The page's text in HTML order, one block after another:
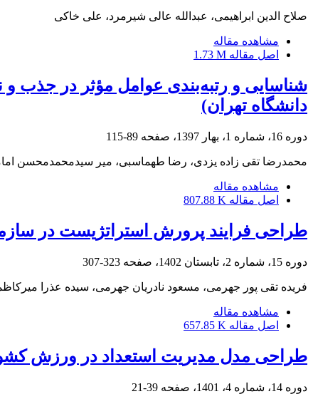
صلاح الدین ابراهیمی، عبدالله عالی شیرمرد، علی خاکی
مشاهده مقاله
اصل مقاله 1.73 M
شناسایی و رتبه‌بندی عوامل مؤثر در جذب و
دانشگاه تهران)
دوره 16، شماره 1، بهار 1397، صفحه 89-115
محمدرضا تقی زاده یزدی، رضا طهماسبی، میر سیدمحمدمحسن
مشاهده مقاله
اصل مقاله 807.88 K
طراحی فرایند پرورش استراتژیست در
دوره 15، شماره 2، تابستان 1402، صفحه 323-307
فریده تقی پور جهرمی، مسعود نادریان جهرمی، سیده عذرا
مشاهده مقاله
اصل مقاله 657.85 K
طراحی مدل مدیریت استعداد در ورزش
دوره 14، شماره 4، 1401، صفحه 39-21